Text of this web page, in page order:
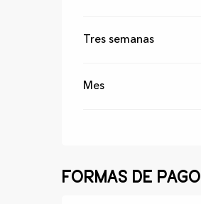
Tres semanas
Mes
Formas de pago